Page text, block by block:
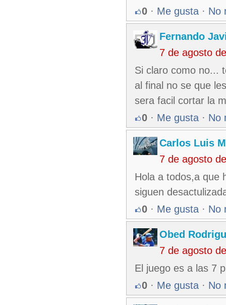
0 · Me gusta · No
Fernando
7 de agosto
Si claro como no...
al final no se que
sera facil cortar la
0 · Me gusta · No
Carlos Luis
7 de agosto
Hola a todos,a que
siguen
0 · Me gusta · No
Obed
7 de agosto
El juego es a las 7
0 · Me gusta · No